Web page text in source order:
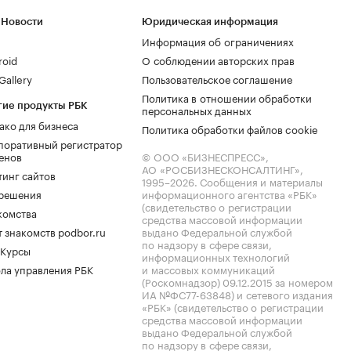
продукты РБК
для бизнеса
регистратор
сайтов
знакомств podbor.ru
управления РБК
Юридическая информация
Информация об ограничениях
О соблюдении авторских прав
Пользовательское соглашение
Политика в отношении обработки
персональных данных
Политика обработки файлов cookie
© ООО «БИЗНЕСПРЕСС»,
АО «РОСБИЗНЕСКОНСАЛТИНГ»,
1995–2026. Сообщения и материалы
информационного агентства «РБК»
(свидетельство о регистрации
средства массовой информации
выдано Федеральной службой
по надзору в сфере связи,
информационных технологий
и массовых коммуникаций
(Роскомнадзор) 09.12.2015 за номером
ИА №ФС77-63848) и сетевого издания
«РБК» (свидетельство о регистрации
средства массовой информации
выдано Федеральной службой
по надзору в сфере связи,